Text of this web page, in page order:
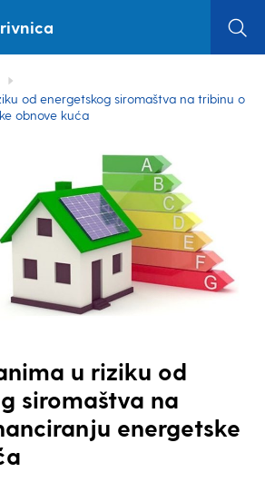
od energetskog siromaštva na tribinu o
obnove kuća
u riziku od
siromaštva na
energetske